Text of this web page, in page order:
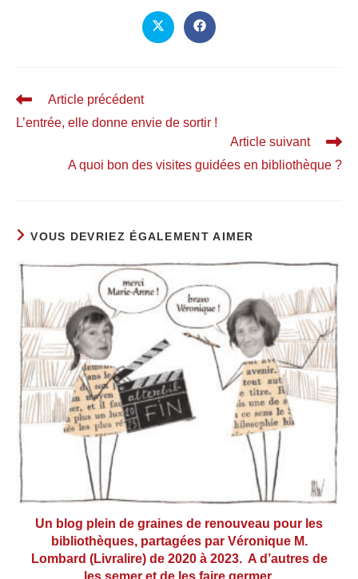
Article précédent
L’entrée, elle donne envie de sortir !
Article suivant
A quoi bon des visites guidées en bibliothèque ?
VOUS DEVRIEZ ÉGALEMENT AIMER
Un blog plein de graines de renouveau pour les
bibliothèques, partagées par Véronique M.
Lombard (Livralire) de 2020 à 2023. A d’autres de
les semer et de les faire germer.